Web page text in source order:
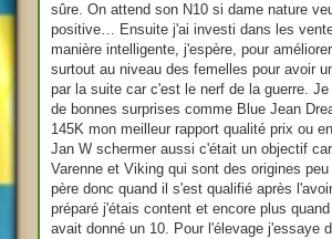
sûre. On attend son N10 si dame nature
positive… Ensuite j'ai investi dans les
manière intelligente, j'espère, pour
surtout au niveau des femelles pour avoir
par la suite car c'est le nerf de la guerre.
de bonnes surprises comme Blue Jean
145K mon meilleur rapport qualité prix ou
Jan W schermer aussi c'était un objectif
Varenne et Viking qui sont des origines
père donc quand il s'est qualifié après
préparé j'étais content et encore plus quand
avait donné un 10. Pour l'élevage j'essaye